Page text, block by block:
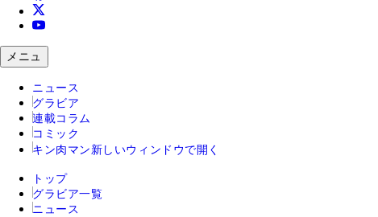
メニュ
ニュース
グラビア
連載コラム
コミック
キン肉マン 新しいウィンドウで開く
トップ
グラビア一覧
ニュース